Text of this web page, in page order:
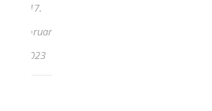
17.
Februar
2023